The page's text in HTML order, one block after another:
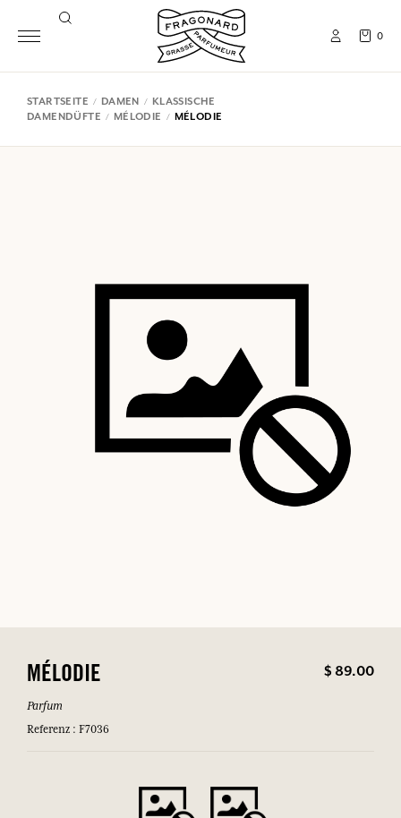
0
STARTSEITE DAMEN
KLASSISCHE
DAMENDÜFTE
MÉLODIE MÉLODIE
MÉLODIE $ 89.00
Parfum
Referenz : F7036